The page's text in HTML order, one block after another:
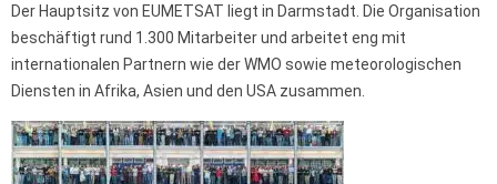
Der Hauptsitz von EUMETSAT liegt in Darmstadt. Die Organisation
beschäftigt rund 1.300 Mitarbeiter und arbeitet eng mit
internationalen Partnern wie der WMO sowie meteorologischen
Diensten in Afrika, Asien und den USA zusammen.